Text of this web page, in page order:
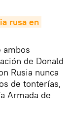
rusa en
ambos
de Donald
Rusia nunca
de tonterías,
Armada de